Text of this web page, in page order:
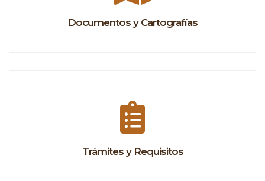
Documentos y Cartografías
Trámites y Requisitos